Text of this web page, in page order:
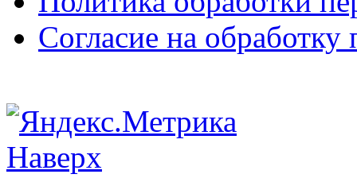
Согласие на
Наверх